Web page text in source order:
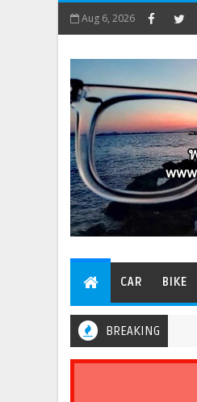
Aug 6, 2026
CAR BIKE
BREAKING